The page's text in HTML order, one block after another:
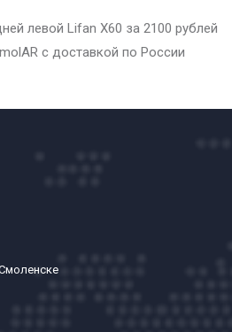
левой Lifan X60 за 2100 рублей
с доставкой по России